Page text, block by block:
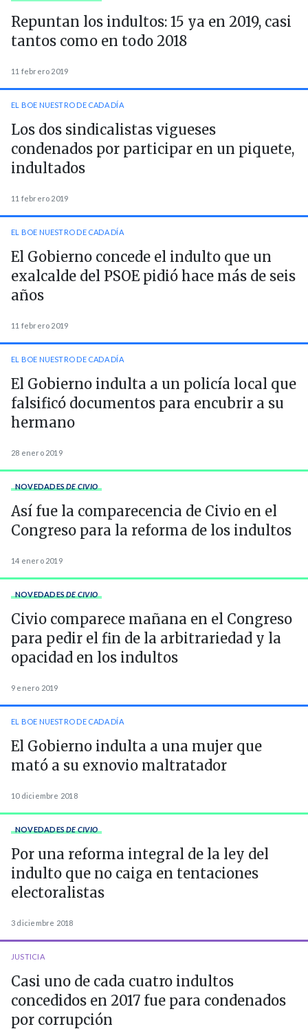
Repuntan los indultos: 15 ya en 2019, casi
tantos como en todo 2018
11 febrero 2019
EL BOE NUESTRO DE CADA DÍA
Los dos sindicalistas vigueses
condenados por participar en un piquete,
indultados
11 febrero 2019
EL BOE NUESTRO DE CADA DÍA
El Gobierno concede el indulto que un
exalcalde del PSOE pidió hace más de seis
años
11 febrero 2019
EL BOE NUESTRO DE CADA DÍA
El Gobierno indulta a un policía local que
falsificó documentos para encubrir a su
hermano
28 enero 2019
NOVEDADES DE CIVIO
Así fue la comparecencia de Civio en el
Congreso para la reforma de los indultos
14 enero 2019
NOVEDADES DE CIVIO
Civio comparece mañana en el Congreso
para pedir el fin de la arbitrariedad y la
opacidad en los indultos
9 enero 2019
EL BOE NUESTRO DE CADA DÍA
El Gobierno indulta a una mujer que
mató a su exnovio maltratador
10 diciembre 2018
NOVEDADES DE CIVIO
Por una reforma integral de la ley del
indulto que no caiga en tentaciones
electoralistas
3 diciembre 2018
JUSTICIA
Casi uno de cada cuatro indultos
concedidos en 2017 fue para condenados
por corrupción